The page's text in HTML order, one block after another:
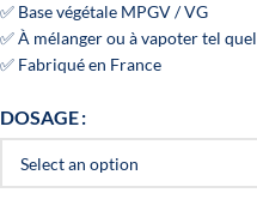
✅ Base végétale MPGV / VG
✅ À mélanger ou à vapoter tel quel
✅ Fabriqué en France
DOSAGE